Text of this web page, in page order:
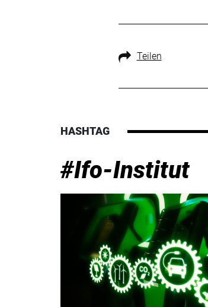
Teilen
HASHTAG
#Ifo-Institut